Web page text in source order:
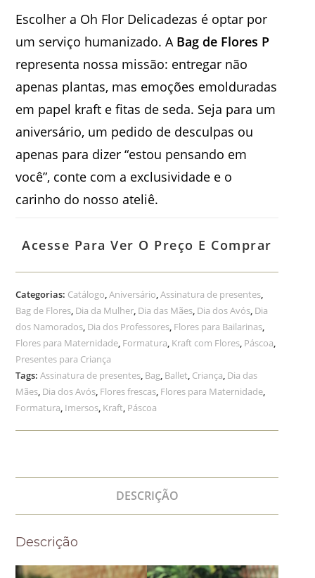
Escolher a Oh Flor Delicadezas é optar por
um serviço humanizado. A Bag de Flores P
representa nossa missão: entregar não
apenas plantas, mas emoções emolduradas
em papel kraft e fitas de seda. Seja para um
aniversário, um pedido de desculpas ou
apenas para dizer “estou pensando em
você”, conte com a exclusividade e o
carinho do nosso ateliê.
Acesse Para Ver O Preço E Comprar
Categorias: Catálogo ,Aniversário ,Assinatura de presentes
Bag de Flores Dia da Mulher Dia das Mães Dia dos Avós Dia
dos Namorados Dia dos Professores Flores para Bailarinas
Flores para Maternidade Formatura Kraft com Flores Páscoa
Presentes para Criança
Tags:Assinatura de presentes Bag Ballet Criança Dia das
Mães Dia dos Avós Flores frescas Flores para Maternidade
Formatura Imersos Kraft Páscoa
DESCRIÇÃO
Descrição